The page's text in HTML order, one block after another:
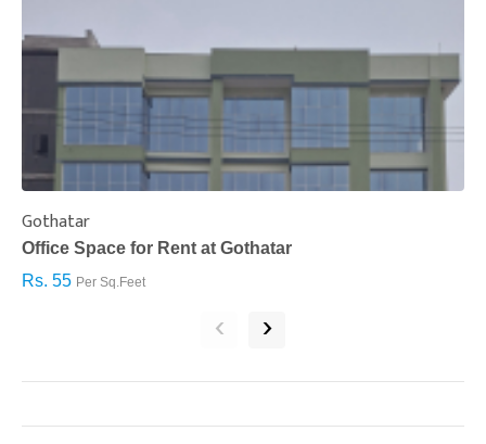
Gothatar
Office Space for Rent at Gothatar
Rs. 55 Per Sq.Feet
‹ ›